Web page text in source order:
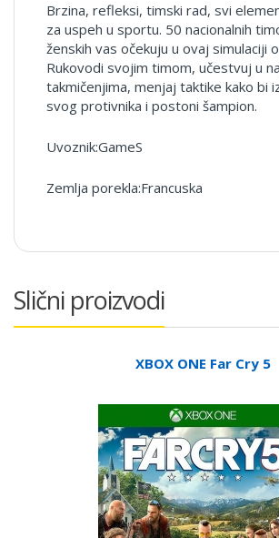
Brzina, refleksi, timski rad, svi
za uspeh u sportu. 50 nacionalnih
ženskih vas očekuju u ovaj simulaciji
Rukovodi svojim timom, učestvuj u
takmičenjima, menjaj taktike kako bi
svog protivnika i postoni šampion.
Uvoznik:GameS
Zemlja porekla:Francuska
Slični proizvodi
XBOX ONE Far Cry 5